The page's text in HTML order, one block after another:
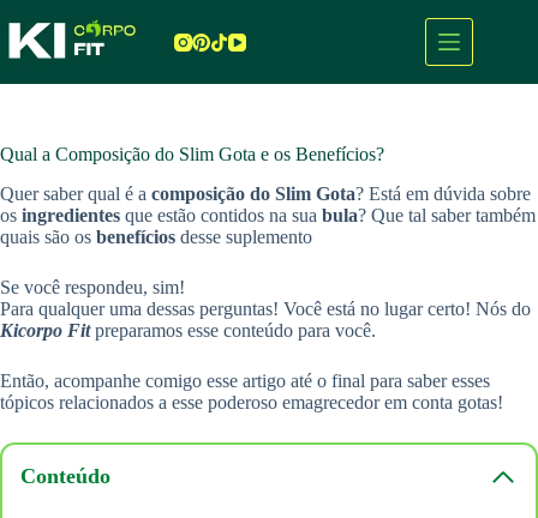
para
Qual a Composição do Slim Gota e os Benefícios?
Quer saber qual é a composição do Slim Gota? Está em dúvida sobre
os ingredientes que estão contidos na sua bula? Que tal saber também
quais são os benefícios desse suplemento
Se você respondeu, sim!
Para qualquer uma dessas perguntas! Você está no lugar certo! Nós do
Kicorpo Fitpreparamos esse conteúdo para você.
Então, acompanhe comigo esse artigo até o final para saber esses
tópicos relacionados a esse poderoso emagrecedor em conta gotas!
Conteúdo